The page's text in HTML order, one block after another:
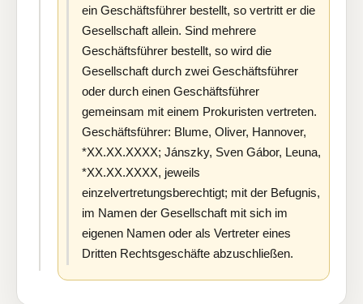
ein Geschäftsführer bestellt, so vertritt er die
Gesellschaft allein. Sind mehrere
Geschäftsführer bestellt, so wird die
Gesellschaft durch zwei Geschäftsführer
oder durch einen Geschäftsführer
gemeinsam mit einem Prokuristen vertreten.
Geschäftsführer: Blume, Oliver, Hannover,
*XX.XX.XXXX; Jánszky, Sven Gábor, Leuna,
*XX.XX.XXXX, jeweils
einzelvertretungsberechtigt; mit der Befugnis,
im Namen der Gesellschaft mit sich im
eigenen Namen oder als Vertreter eines
Dritten Rechtsgeschäfte abzuschließen.